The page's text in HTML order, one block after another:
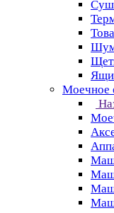
Моечное